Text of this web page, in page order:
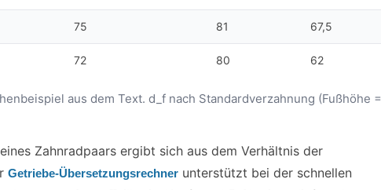
75 81 67,5
72 80 62
aus dem Text. d_f nach Standardverzahnung (Fußhöhe =
eines Zahnradpaars ergibt sich aus dem Verhältnis der
Getriebe-Übersetzungsrechner unterstützt bei der schnellen